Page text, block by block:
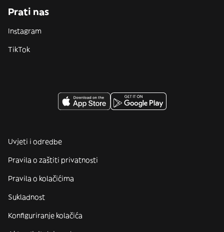
Prati nas
Instagram
TikTok
Uvjeti i odredbe
Pravila o zaštiti privatnosti
Pravila o kolačićima
Sukladnost
Konfiguriranje kolačića